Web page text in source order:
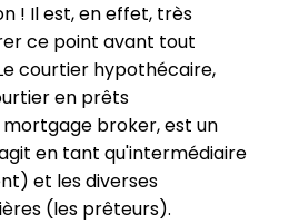
! Il est, en effet, très
ce point avant tout
courtier hypothécaire,
en prêts
broker, est un
en tant qu'intermédiaire
et les diverses
(les prêteurs).